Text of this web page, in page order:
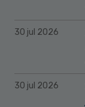
30 jul 2026
30 jul 2026